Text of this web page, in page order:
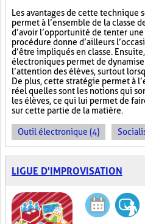
Les avantages de cette technique
permet à l’ensemble de la classe
d’avoir l’opportunité de tenter une
procédure donne d’ailleurs
d’être impliqués en classe.
électroniques permet de
l’attention des élèves, surtout
De plus, cette stratégie permet à
réel quelles sont les notions qui
les élèves, ce qui lui permet de
sur cette partie de la matière.
Outil électronique (4)
LIGUE D'IMPROVISATION